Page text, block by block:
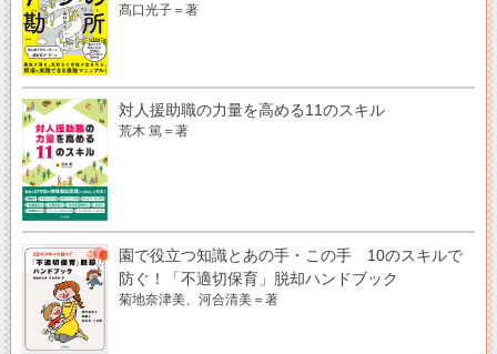
髙口光子＝著
対人援助職の力量を高める11のスキル
荒木 篤＝著
園で役立つ知識とあの手・この手 10のスキルで
防ぐ！「不適切保育」脱却ハンドブック
菊地奈津美、河合清美＝著